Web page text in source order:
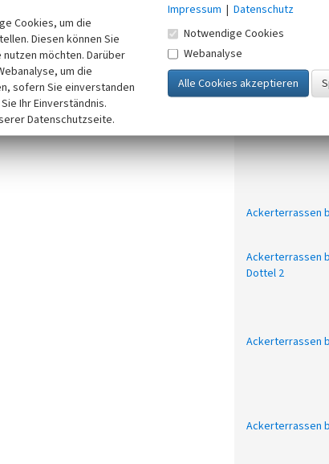
Ackerterrassen
Ackerterrassen
Dottel 2
Ackerterrassen
Ackerterrassen
Cookies, um die
Diesen können Sie
möchten. Darüber
um die
sofern Sie einverstanden
Ihr Einverständnis.
Datenschutzseite.
Impressum | Datenschutz
Notwendige Cookies
Webanalyse